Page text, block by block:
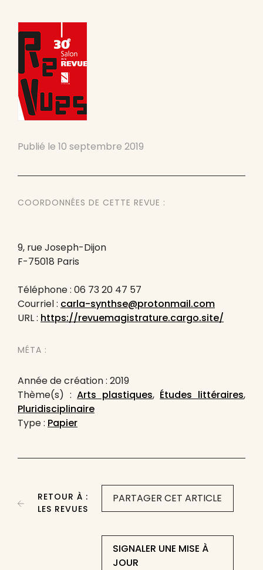
Publié le 10 septembre 2019
COORDONNÉES DE CETTE REVUE :
9, rue Joseph-Dijon
F-75018 Paris
Téléphone : 06 73 20 47 57
Courriel : carla-synthse@protonmail.com
URL : https://revuemagistrature.cargo.site/
MÉTA :
Année de création : 2019
Thème(s) :Arts plastiques, Études littéraires,
Pluridisciplinaire
Type : Papier
PARTAGER CET ARTICLE
SIGNALER UNE MISE À
JOUR
RETOUR À :
LES REVUES